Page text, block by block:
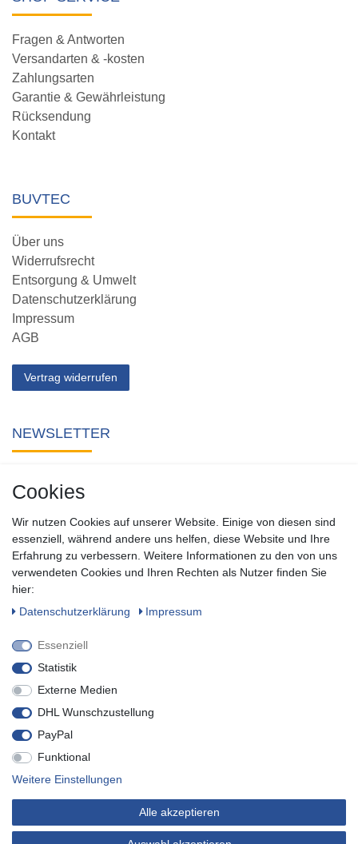
Fragen & Antworten
Versandarten & -kosten
Zahlungsarten
Garantie & Gewährleistung
Rücksendung
Kontakt
BUVTEC
Über uns
Widerrufsrecht
Entsorgung & Umwelt
Datenschutzerklärung
Impressum
AGB
Vertrag widerrufen
NEWSLETTER
Sie keine Neuigkeit oder Aktion aus unserem Shop.
Zum Newsletter anmelden
SOCIAL
Rechte vorbehalten.
* Sie können sich jederzeit von unserem Newsletter abmelden.
Cookies
Wir nutzen Cookies auf unserer Website. Einige von diesen sind
essenziell, während andere uns helfen, diese Website und Ihre
Erfahrung zu verbessern. Weitere Informationen zu den von uns
verwendeten Cookies und Ihren Rechten als Nutzer finden Sie
hier:
Daten­schutz­erklärung
Impressum
Essenziell
Statistik
Externe Medien
DHL Wunschzustellung
PayPal
Funktional
Weitere Einstellungen
Alle akzeptieren